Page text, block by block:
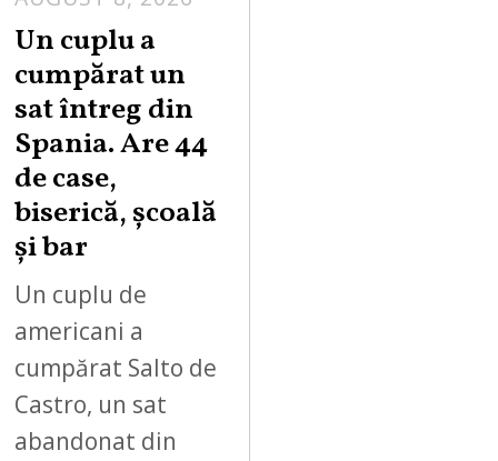
Un cuplu a
cumpărat un
sat întreg din
Spania. Are 44
de case,
biserică, școală
și bar
Un cuplu de
americani a
cumpărat Salto de
Castro, un sat
abandonat din